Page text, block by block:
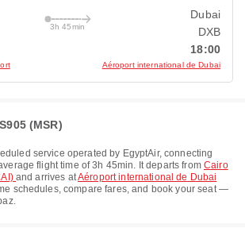
3h 45min
Dubai
DXB
18:00
Aéroport international de Dubai
(MSR)
service operated by EgyptAir, connecting
flight time of3h 45min. It departs from Cairo
and arrives atAéroport international de Dubai
schedules, compare fares, and book your seat —